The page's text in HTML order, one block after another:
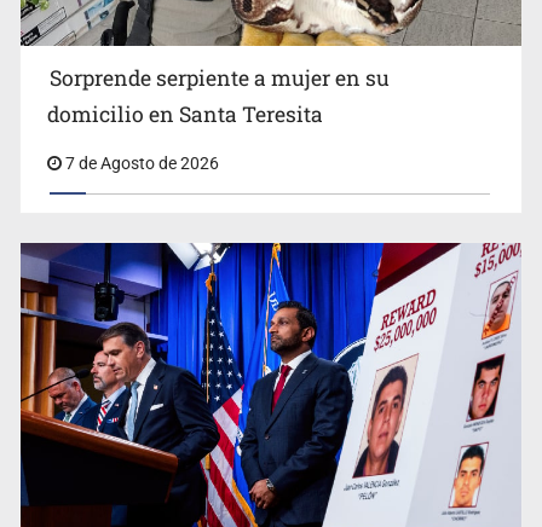
Procesan a el “R1”, presunto líder criminal en Jalisco y
Michoacán
Sorprende serpiente a mujer en su
domicilio en Santa Teresita
7 de Agosto de 2026